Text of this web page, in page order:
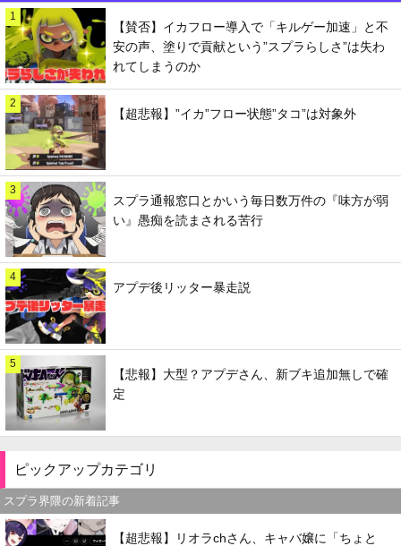
1
【賛否】イカフロー導入で「キルゲー加速」と不
安の声、塗りで貢献という”スプラらしさ”は失わ
れてしまうのか
2
【超悲報】”イカ”フロー状態”タコ”は対象外
3
スプラ通報窓口とかいう毎日数万件の『味方が弱
い』愚痴を読まされる苦行
4
アプデ後リッター暴走説
5
【悲報】大型？アプデさん、新ブキ追加無しで確
定
ピックアップカテゴリ
スプラ界隈の新着記事
【超悲報】リオラchさん、キャバ嬢に「ちょと